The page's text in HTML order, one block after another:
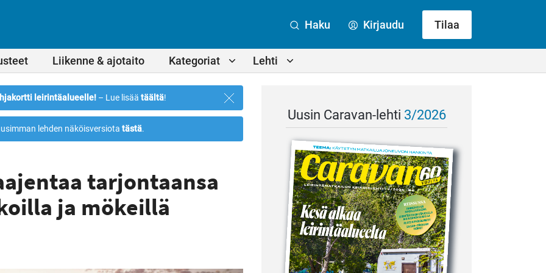
Liikenne & ajotaito Kategoriat Lehti
Haku Kirjaudu Tilaa
leirintäalueelle! – Lue lisää täältä!
Sulje
ilmoitus
lehden näköisversiota tästä.
tarjontaansa
ja mökeillä
Uusin Caravan-lehti 3/2026